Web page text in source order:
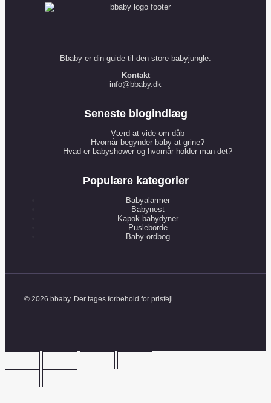
Bbaby er din guide til den store babyjungle.
Kontakt
info@bbaby.dk
Seneste blogindlæg
Værd at vide om dåb
Hvornår begynder baby at grine?
Hvad er babyshower og hvornår holder man det?
Populære kategorier
Babyalarmer
Babynest
Kapok babydyner
Pusleborde
Baby-ordbog
© 2026 bbaby. Der tages forbehold for prisfejl